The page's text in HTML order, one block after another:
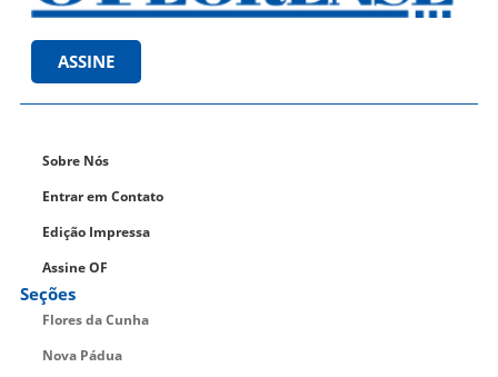
ASSINE
Sobre Nós
Entrar em Contato
Edição Impressa
Assine OF
Seções
Flores da Cunha
Nova Pádua